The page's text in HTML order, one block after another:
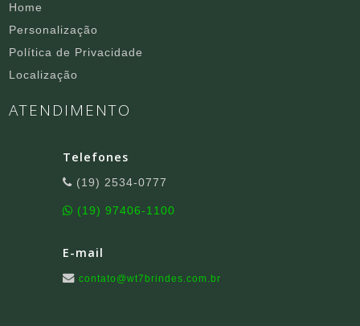
Home
Personalização
Política de Privacidade
Localização
ATENDIMENTO
Telefones
(19) 2534-0777
(19) 97406-1100
E-mail
contato@wt7brindes.com.br